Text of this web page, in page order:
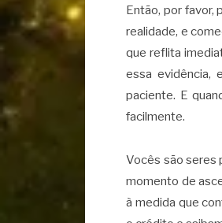
Então, por favor,
realidade, e
que reflita
essa evidência,
paciente. E
facilmente.
Vocês são seres
momento de
à medida que